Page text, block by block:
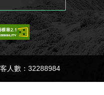
人數：32288984